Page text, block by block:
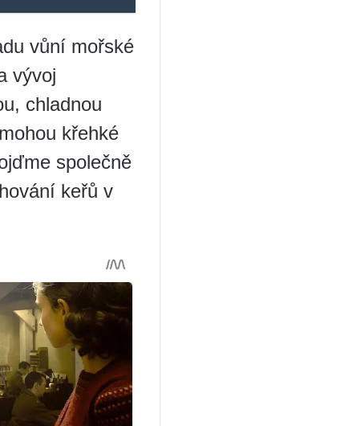
vůní mořské
vývoj
chladnou
křehké
společně
keřů v